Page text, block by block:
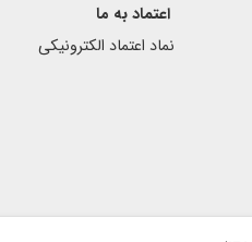
اعتماد به ما
نماد اعتماد الكترونیكی